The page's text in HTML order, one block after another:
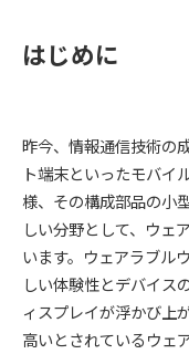
はじめに
昨今、情報通信技術の
ト端末といったモバイ
様、その構成部品の小
しい分野として、ウェ
います。ウェアラブル
しい体験性とデバイス
ィスプレイが浮かび上
高いとされているウェ